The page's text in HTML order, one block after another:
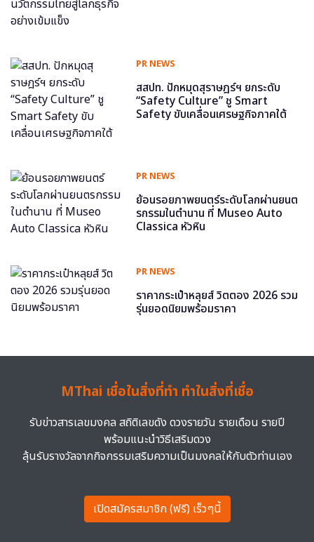
PR NEWS
สสปท. ปักหมุดสุราษฎร์ฯ ยกระดับ
“Safety Culture” ชู Smart
Safety ขับเคลื่อนเศรษฐกิจภาคใต้
PR NEWS
ย้อนรอยภาพยนตร์ระดับโลกผ่านยนต
รกรรมในตำนาน ที่ Museo Auto
Classica หัวหิน
PR NEWS
ราคากระเป๋าหลุยส์ วิตตอง 2026 รวม
รุ่นยอดนิยมพร้อมราคา
MThai เชื่อในสิ่งที่ทำ ทำในสิ่งที่เชื่อ
รับข่าวสารเลขมงคล สถิติเลขดัง ดวงรายวัน รายเดือน รายปี
พร้อมแนะนำวิธีเสริมดวง
ลุ้นรับรางวัลจากกิจกรรมเสริมความเป็นมงคลให้กับตัวท่านเอง
เปิดสมัครสมาชิก (ฟรี) เร็วๆนี้